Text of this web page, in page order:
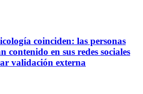
coinciden: las personas
contenido en sus redes sociales
validación externa